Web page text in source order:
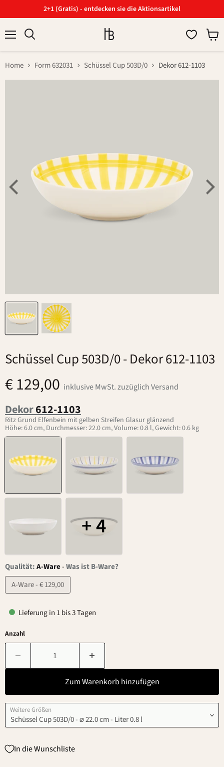
2+1 (Gratis) - entdecken sie die Aktionsartikel
Home Form 632031 Schüssel Cup 503D/0 Dekor 612-1103
Schüssel Cup 503D/0- Dekor 612-1103
€ 129,00 inklusive MwSt. zuzüglich Versand
Dekor612-1103
Ritz Grund Elfenbein mit gelben Streifen Glasur glänzend
Höhe: 6.0 cm, Durchmesser: 22.0 cm, Volume: 0.8 l, Gewicht: 0.6 kg
+ 4
Qualität:A-Ware-Was ist B-Ware?
A-Ware - € 129,00
Lieferung in 1 bis 3 Tagen
Anzahl
Zum Warenkorb hinzufügen
Weitere Größen
In die Wunschliste